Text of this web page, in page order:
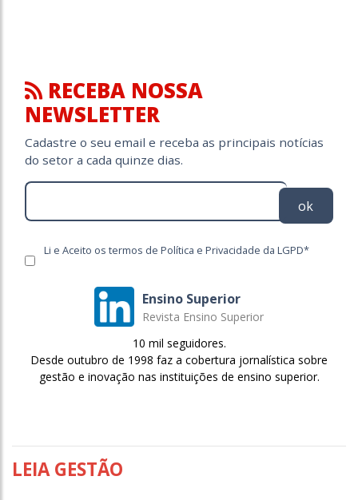
RECEBA NOSSA
NEWSLETTER
Cadastre o seu email e receba as principais notícias
do setor a cada quinze dias.
ok
Li e Aceito os termos de Política e Privacidade da LGPD*
Ensino Superior
Revista Ensino Superior
10 mil seguidores.
Desde outubro de 1998 faz a cobertura jornalística sobre
gestão e inovação nas instituições de ensino superior.
LEIA GESTÃO